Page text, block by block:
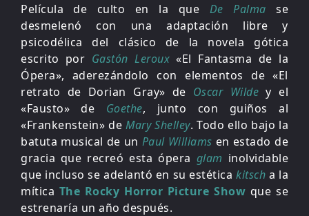
Película de culto en la que De Palma se
desmelenó con una adaptación libre y
psicodélica del clásico de la novela gótica
escrito por Gastón Leroux «El Fantasma de la
Ópera», aderezándolo con elementos de «El
retrato de Dorian Gray» de Oscar Wilde y el
«Fausto» de Goethe, junto con guiños al
«Frankenstein» de Mary Shelley. Todo ello bajo la
batuta musical de un Paul Williams en estado de
gracia que recreó esta ópera glam inolvidable
que incluso se adelantó en su estéticakitsch a la
mítica The Rocky Horror Picture Show que se
estrenaría un año después.